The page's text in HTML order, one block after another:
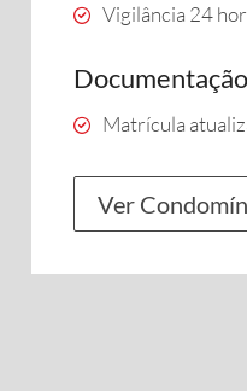
Vigilância 24
Documentação
Matrícula
Ver